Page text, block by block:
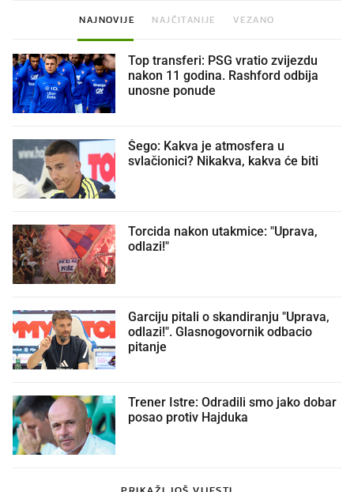
NAJNOVIJE NAJČITANIJE VEZANO
Top transferi: PSG vratio zvijezdu
nakon 11 godina. Rashford odbija
unosne ponude
Šego: Kakva je atmosfera u
svlačionici? Nikakva, kakva će biti
Torcida nakon utakmice: "Uprava,
odlazi!"
Garciju pitali o skandiranju "Uprava,
odlazi!". Glasnogovornik odbacio
pitanje
Trener Istre: Odradili smo jako dobar
posao protiv Hajduka